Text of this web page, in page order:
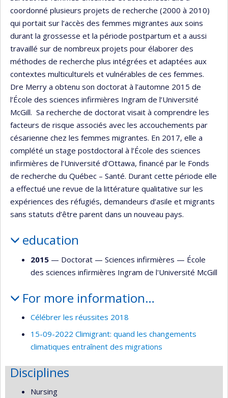
coordonné plusieurs projets de recherche (2000 à 2010)
qui portait sur l’accès des femmes migrantes aux soins
durant la grossesse et la période postpartum et a aussi
travaillé sur de nombreux projets pour élaborer des
méthodes de recherche plus intégrées et adaptées aux
contextes multiculturels et vulnérables de ces femmes.
Dre Merry a obtenu son doctorat à l’automne 2015 de
l’École des sciences infirmières Ingram de l’Université
McGill. Sa recherche de doctorat visait à comprendre les
facteurs de risque associés avec les accouchements par
césarienne chez les femmes migrantes. En 2017, elle a
complété un stage postdoctoral à l’École des sciences
infirmières de l’Université d’Ottawa, financé par le Fonds
de recherche du Québec – Santé. Durant cette période elle
a effectué une revue de la littérature qualitative sur les
expériences des réfugiés, demandeurs d’asile et migrants
sans statuts d’être parent dans un nouveau pays.
education
2015 — Doctorat — Sciences infirmières — École
des sciences infirmières Ingram de l'Université McGill
For more information…
Célébrer les réussites 2018
15-09-2022 Climigrant: quand les changements
climatiques entraînent des migrations
Disciplines
Nursing